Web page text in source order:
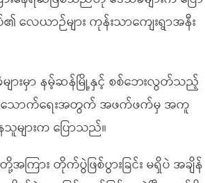
လေယာဉ်များ ကုန်းသာကျေးရွာအနီး
ျားမှာ နမ့်ဆန်မြို့နှင့် စစ်ဘေးလွတ်သည့်
စားသောက်ရေးအတွက် အဖက်ဖက်မှ အကူ
ျားက ပြောသည်။
ြား တိုက်ပွဲဖြစ်ပွားခြင်း မရှိပဲ အချိန်